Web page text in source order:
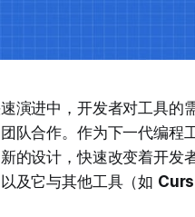
演进中，开发者对工具
队合作。作为下一代编程
的设计，快速改变着开发
及它与其他工具（如